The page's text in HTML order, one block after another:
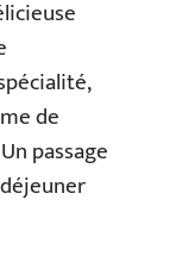
de
passage